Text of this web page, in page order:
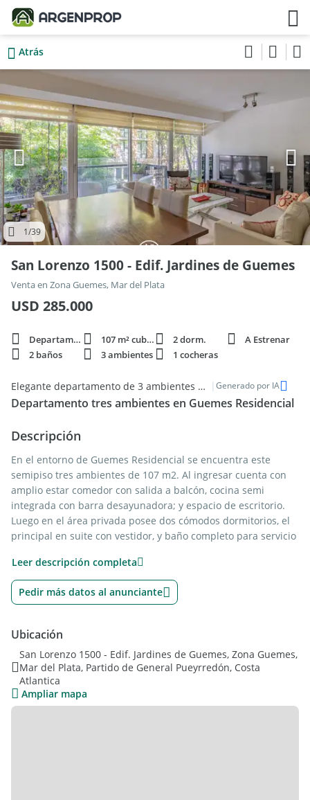
Atrás
1/39
San Lorenzo 1500 - Edif. Jardines de Guemes
Venta en Zona Guemes, Mar del Plata
USD 285.000
Departamento 107 m² cubie. 2 dorm.
A Estrenar
2 baños
3 ambientes 1 cocheras
Elegante departamento de 3 ambientes en zona Guemes de Mar del Plata | Generado por IA
Departamento tres ambientes en Guemes Residencial
Descripción
En el entorno de Guemes Residencial se encuentra este
semipiso tres ambientes de 107 m2. Al ingresar cuenta con
amplio estar comedor con salida a balcón, cocina semi
integrada con barra desayunadora; y espacio de escritorio.
Luego en el área privada posee dos cómodos dormitorios, el
principal en suite con vestidor, y baño completo para servicio
cochera doble, baulera, terraza privada con parrilla y acceso
a los amenities que el edificio ofrece, tales como, piscina y
quincho abierto.
Leer descripción completa
Pedir más datos al anunciante
Ubicación
San Lorenzo 1500 - Edif. Jardines de Guemes, Zona Guemes,
Mar del Plata, Partido de General Pueyrredón, Costa
Atlantica
Ampliar mapa